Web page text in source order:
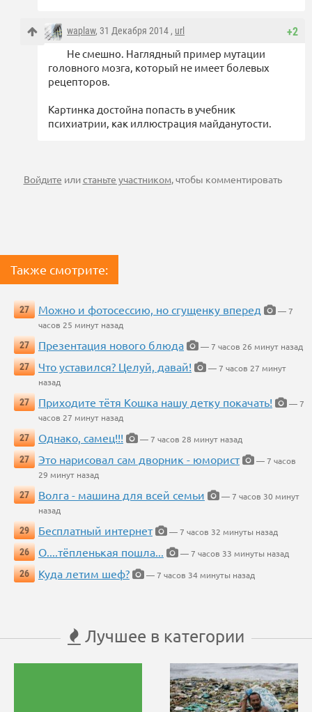
+2
waplaw, 31 Декабря 2014 , url
Не смешно. Наглядный пример мутации
головного мозга, который не имеет болевых
рецепторов.
Картинка достойна попасть в учебник
психиатрии, как иллюстрация майданутости.
Войдите илистаньте участником, чтобы комментировать
Также смотрите:
27 Можно и фотосессию, но сгущенку вперед
— 7
часов 25 минут назад
27
Презентация нового блюда
— 7 часов 26 минут назад
27
Что уставился? Целуй, давай!
— 7 часов 27 минут
назад
27
Приходите тётя Кошка нашу детку покачать!
— 7
часов 27 минут назад
27
Однако, самец!!!
— 7 часов 28 минут назад
27
Это нарисовал сам дворник - юморист
— 7 часов
29 минут назад
27
Волга - машина для всей семьи
— 7 часов 30 минут
назад
29
Бесплатный интернет
— 7 часов 32 минуты назад
26
О....тёпленькая пошла...
— 7 часов 33 минуты назад
26
Куда летим шеф? — 7 часов 34 минуты назад
Лучшее в категории